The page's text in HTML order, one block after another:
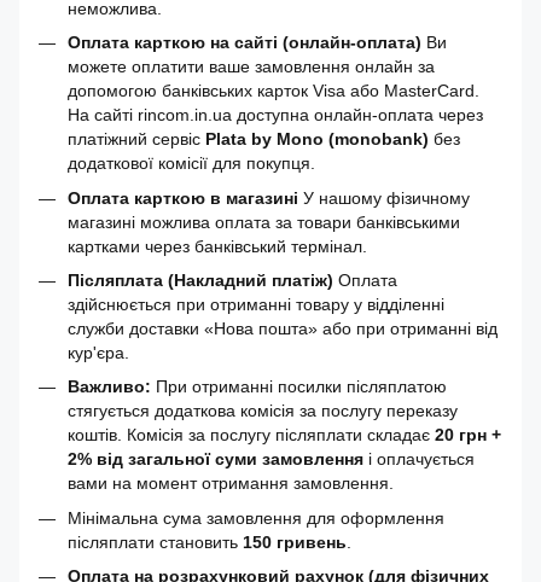
неможлива.
Оплата карткою на сайті (онлайн-оплата) Ви
можете оплатити ваше замовлення онлайн за
допомогою банківських карток Visa або MasterCard.
На сайті rincom.in.ua доступна онлайн-оплата через
платіжний сервіс Plata by Mono (monobank) без
додаткової комісії для покупця.
Оплата карткою в магазині У нашому фізичному
магазині можлива оплата за товари банківськими
картками через банківський термінал.
Післяплата (Накладний платіж) Оплата
здійснюється при отриманні товару у відділенні
служби доставки «Нова пошта» або при отриманні від
кур'єра.
Важливо: При отриманні посилки післяплатою
стягується додаткова комісія за послугу переказу
коштів. Комісія за послугу післяплати складає 20 грн +
2% від загальної суми замовлення і оплачується
вами на момент отримання замовлення.
Мінімальна сума замовлення для оформлення
післяплати становить 150 гривень
Оплата на розрахунковий рахунок (для фізичних